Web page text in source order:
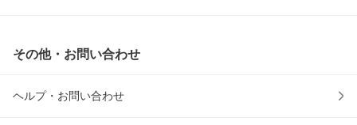
その他・お問い合わせ
ヘルプ・お問い合わせ